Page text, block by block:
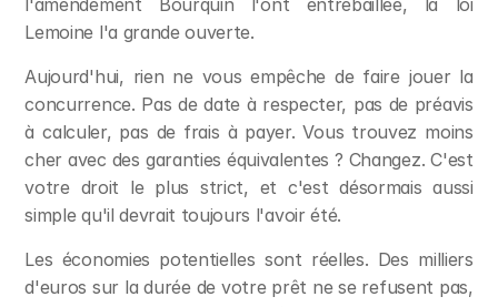
l'amendement Bourquin l'ont entrebâillée, la loi
Lemoine l'a grande ouverte.
Aujourd'hui, rien ne vous empêche de faire jouer la
concurrence. Pas de date à respecter, pas de préavis
à calculer, pas de frais à payer. Vous trouvez moins
cher avec des garanties équivalentes ? Changez. C'est
votre droit le plus strict, et c'est désormais aussi
simple qu'il devrait toujours l'avoir été.
Les économies potentielles sont réelles. Des milliers
d'euros sur la durée de votre prêt ne se refusent pas,